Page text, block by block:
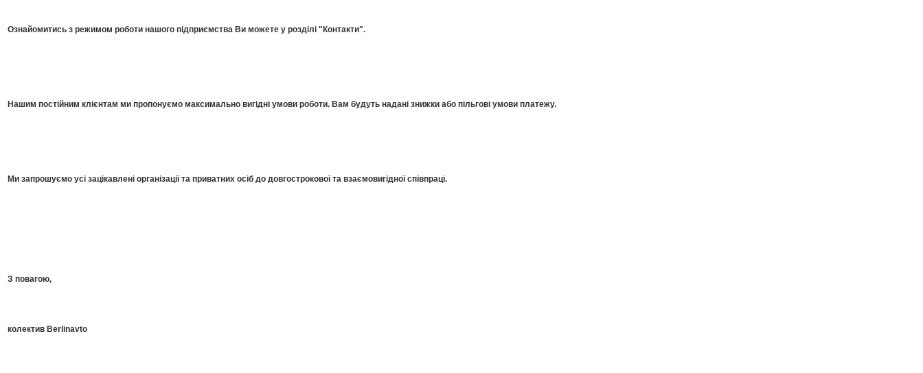
Ознайомитись з режимом роботи нашого підприємства Ви можете у розділі "Контакти".
Нашим постійним клієнтам ми пропонуємо максимально вигідні умови роботи. Вам будуть надані знижки або пільгові умови платежу.
Ми запрошуємо усі зацікавлені організації та приватних осіб до довгострокової та взаємовигідної співпраці.
З повагою,
колектив Berlinavto